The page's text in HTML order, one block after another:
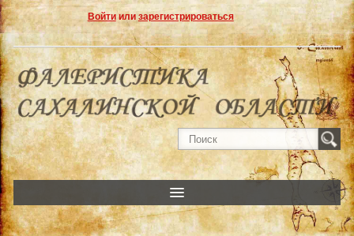
Войтиили зарегистрироваться